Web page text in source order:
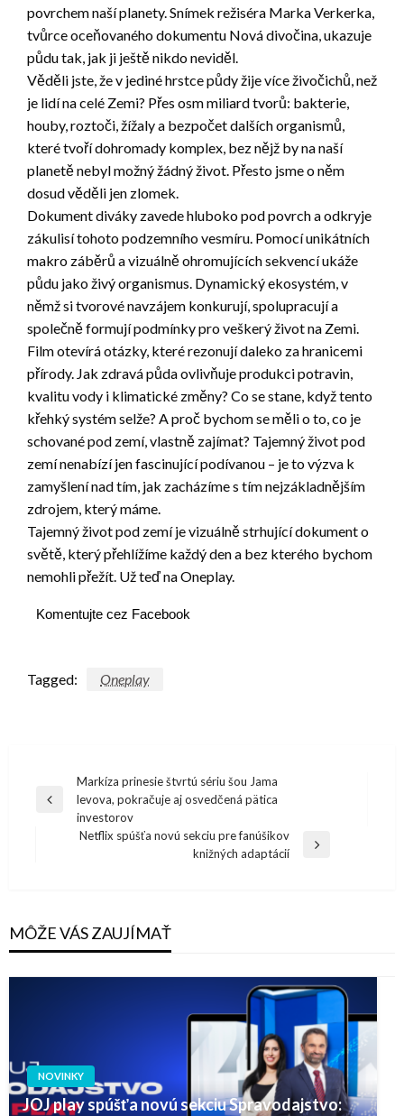
povrchem naší planety. Snímek režiséra Marka Verkerka,
tvůrce oceňovaného dokumentu Nová divočina, ukazuje
půdu tak, jak ji ještě nikdo neviděl.
Věděli jste, že v jediné hrstce půdy žije více živočichů, než
je lidí na celé Zemi? Přes osm miliard tvorů: bakterie,
houby, roztoči, žížaly a bezpočet dalších organismů,
které tvoří dohromady komplex, bez nějž by na naší
planetě nebyl možný žádný život. Přesto jsme o něm
dosud věděli jen zlomek.
Dokument diváky zavede hluboko pod povrch a odkryje
zákulisí tohoto podzemního vesmíru. Pomocí unikátních
makro záběrů a vizuálně ohromujících sekvencí ukáže
půdu jako živý organismus. Dynamický ekosystém, v
němž si tvorové navzájem konkurují, spolupracují a
společně formují podmínky pro veškerý život na Zemi.
Film otevírá otázky, které rezonují daleko za hranicemi
přírody. Jak zdravá půda ovlivňuje produkci potravin,
kvalitu vody i klimatické změny? Co se stane, když tento
křehký systém selže? A proč bychom se měli o to, co je
schované pod zemí, vlastně zajímat? Tajemný život pod
zemí nenabízí jen fascinující podívanou – je to výzva k
zamyšlení nad tím, jak zacházíme s tím nejzákladnějším
zdrojem, který máme.
Tajemný život pod zemí je vizuálně strhující dokument o
světě, který přehlížíme každý den a bez kterého bychom
nemohli přežít. Už teď na Oneplay.
Komentujte cez Facebook
Tagged: Oneplay
Navigácia
článku
Previous
Markíza prinesie štvrtú sériu šou Jama
levova, pokračuje aj osvedčená pätica
investorov
Netflix spúšťa novú sekciu pre fanúšikov
knižných adaptácií
MÔŽE VÁS ZAUJÍMAŤ
NOVINKY
JOJ play spúšťa novú sekciu Spravodajstvo: